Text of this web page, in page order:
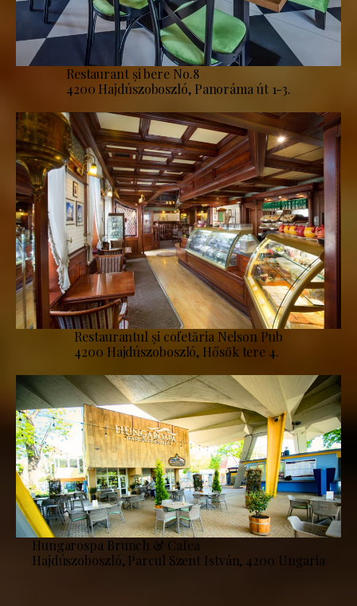
Restaurant și bere No.8
4200 Hajdúszoboszló, Panoráma út 1-3.
Restaurantul și cofetăria Nelson Pub
4200 Hajdúszoboszló, Hősök tere 4.
Hungarospa Brunch & Cafea
Hajdúszoboszló, Parcul Szent István, 4200 Ungaria